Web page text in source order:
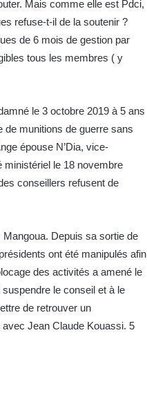
Mais comme elle est Pdci,
refuse-t-il de la soutenir ?
de 6 mois de gestion par
tous les membres ( y
le 3 octobre 2019 à 5 ans
de munitions de guerre sans
épouse N’Dia, vice-
ministériel le 18 novembre
conseillers refusent de
Depuis sa sortie de
ont été manipulés afin
des activités a amené le
le conseil et à le
de retrouver un
Jean Claude Kouassi. 5